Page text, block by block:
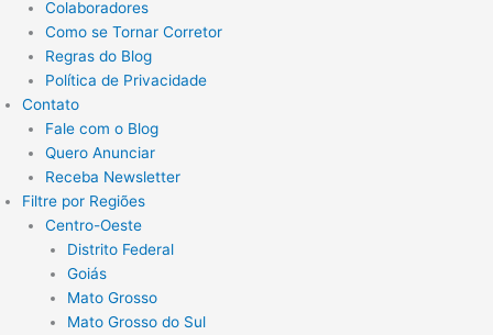
Colaboradores
Como se Tornar Corretor
Regras do Blog
Política de Privacidade
Contato
Fale com o Blog
Quero Anunciar
Receba Newsletter
Filtre por Regiões
Centro-Oeste
Distrito Federal
Goiás
Mato Grosso
Mato Grosso do Sul